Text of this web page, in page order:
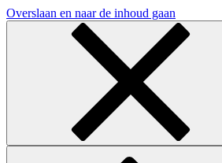
Overslaan en naar de inhoud gaan